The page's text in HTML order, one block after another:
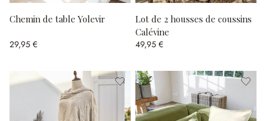
Chemin de table Yolevir
29,95 €
Lot de 2 housses de coussins
Calévine
49,95 €